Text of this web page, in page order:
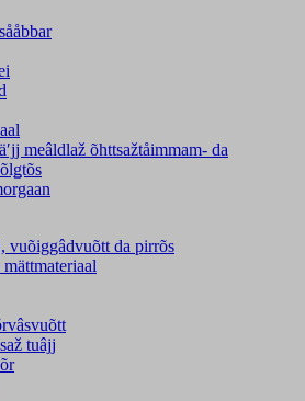
meâldlaž õhttsažtåimmam- da
vuõiggâdvuõtt da pirrõs
tuâjj